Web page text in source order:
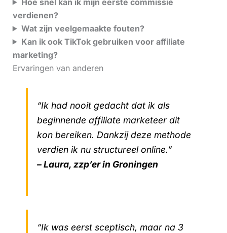
verdienen?
Wat zijn veelgemaakte fouten?
Kan ik ook TikTok gebruiken voor affiliate
marketing?
Ervaringen van anderen
“Ik had nooit gedacht dat ik als
beginnende affiliate marketeer dit
kon bereiken. Dankzij deze methode
verdien ik nu structureel online.”
– Laura, zzp’er in Groningen
“Ik was eerst sceptisch, maar na 3